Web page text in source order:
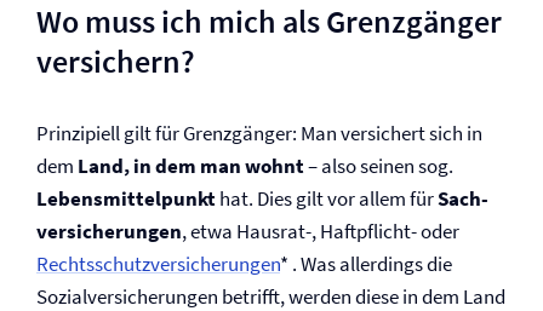
Wo muss ich mich als Grenzgänger
versichern?
Prinzipiell gilt für Grenzgänger: Man versichert sich in
dem Land, in dem man wohnt– also seinen sog.
Lebensmittelpunkthat. Dies gilt vor allem fürSach­
versicherungen, etwa Hausrat-, Haftpflicht- oder
Rechtsschutz­versicherungen* . Was allerdings die
Sozial­versicherungen betrifft, werden diese in dem Land